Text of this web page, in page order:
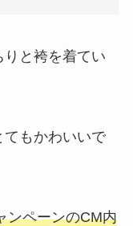
と袴を着てい
もかわいいで
ンペーンのCM内